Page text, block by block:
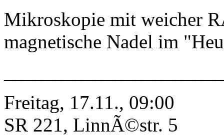
Mikroskopie mit weicher
magnetische Nadel im
Freitag, 17.11., 09:00
SR 221, LinnÃ©str. 5